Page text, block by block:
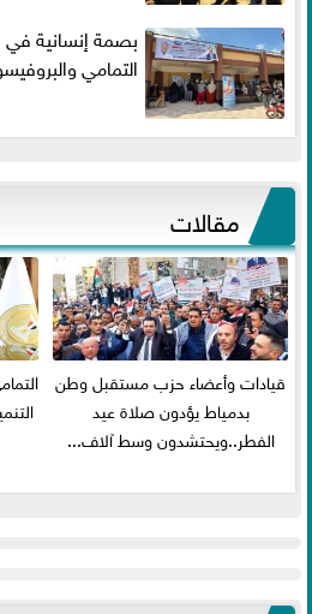
بصمة إنسانية في
التمامي
مقالات
قيادات وأعضاء حزب مستقبل وطن
بدمياط يؤدون صلاة عيد
الفطر..ويحتشدون وسط آلاف...